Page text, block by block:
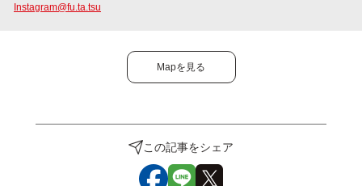
Instagram@fu.ta.tsu
Mapを見る
この記事をシェア